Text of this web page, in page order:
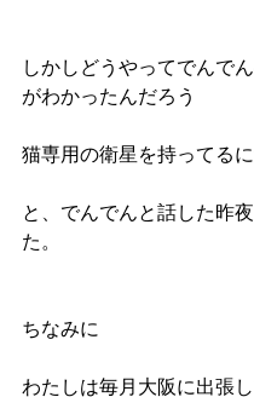
しかしどうやってでんで
がわかったんだろう
猫専用の衛星を持ってる
と、でんでんと話した昨
た。
ちなみに
わたしは毎月大阪に出張